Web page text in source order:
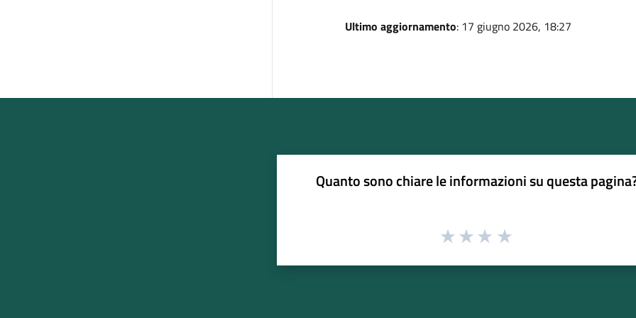
Ultimo aggiornamento: 17 giugno 2026, 18:27
Quanto sono chiare le informazioni su questa